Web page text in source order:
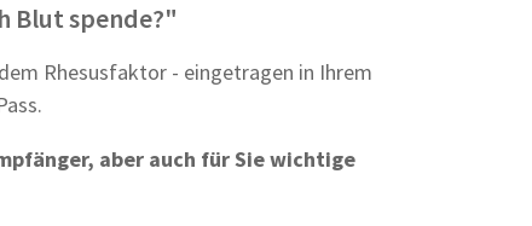
Blut spende?"
Rhesusfaktor - eingetragen in Ihrem
aber auch für Sie wichtige